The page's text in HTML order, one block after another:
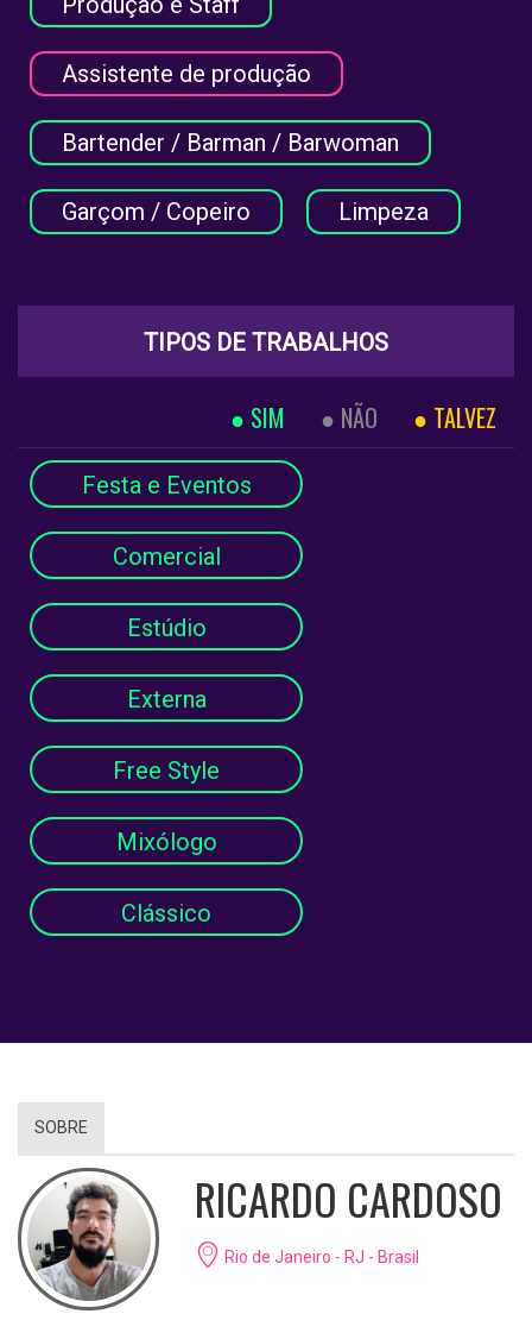
Assistente de produção
Bartender / Barman / Barwoman
Garçom / Copeiro Limpeza
TIPOS DE TRABALHOS
SIM NÃO TALVEZ
Festa e Eventos
Comercial
Estúdio
Externa
Free Style
Mixólogo
Clássico
SOBRE
RICARDO CARDOSO
Rio de Janeiro - RJ - Brasil